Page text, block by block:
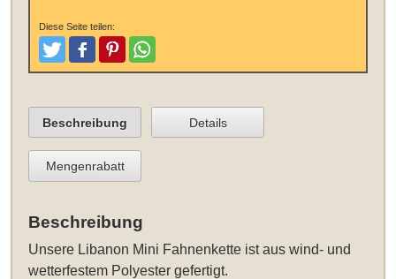
Diese Seite teilen:
TweetenPostenPinterestTeilen
Beschreibung Details
Mengenrabatt
Beschreibung
Unsere Libanon Mini Fahnenkette ist aus wind- und
wetterfestem Polyester gefertigt.